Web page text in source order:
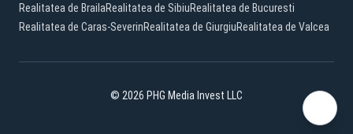
Realitatea de BrailaRealitatea de SibiuRealitatea de Bucuresti
Realitatea de Caras-SeverinRealitatea de GiurgiuRealitatea de Valcea
© 2026 PHG Media Invest LLC